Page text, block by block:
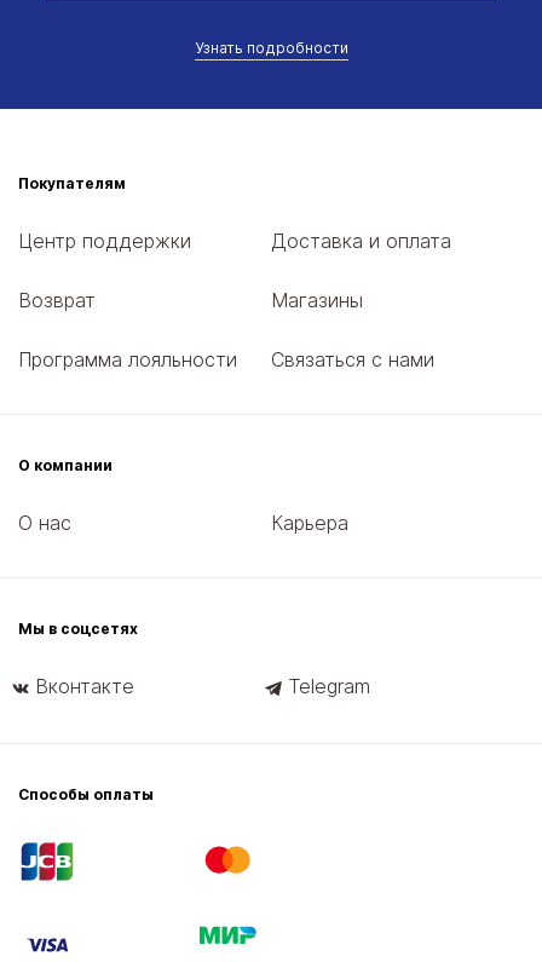
Узнать подробности
Покупателям
Центр поддержки Доставка и оплата
Возврат Магазины
Программа лояльности Связаться с нами
О компании
О нас Карьера
Мы в соцсетях
Вконтакте Telegram
Способы оплаты